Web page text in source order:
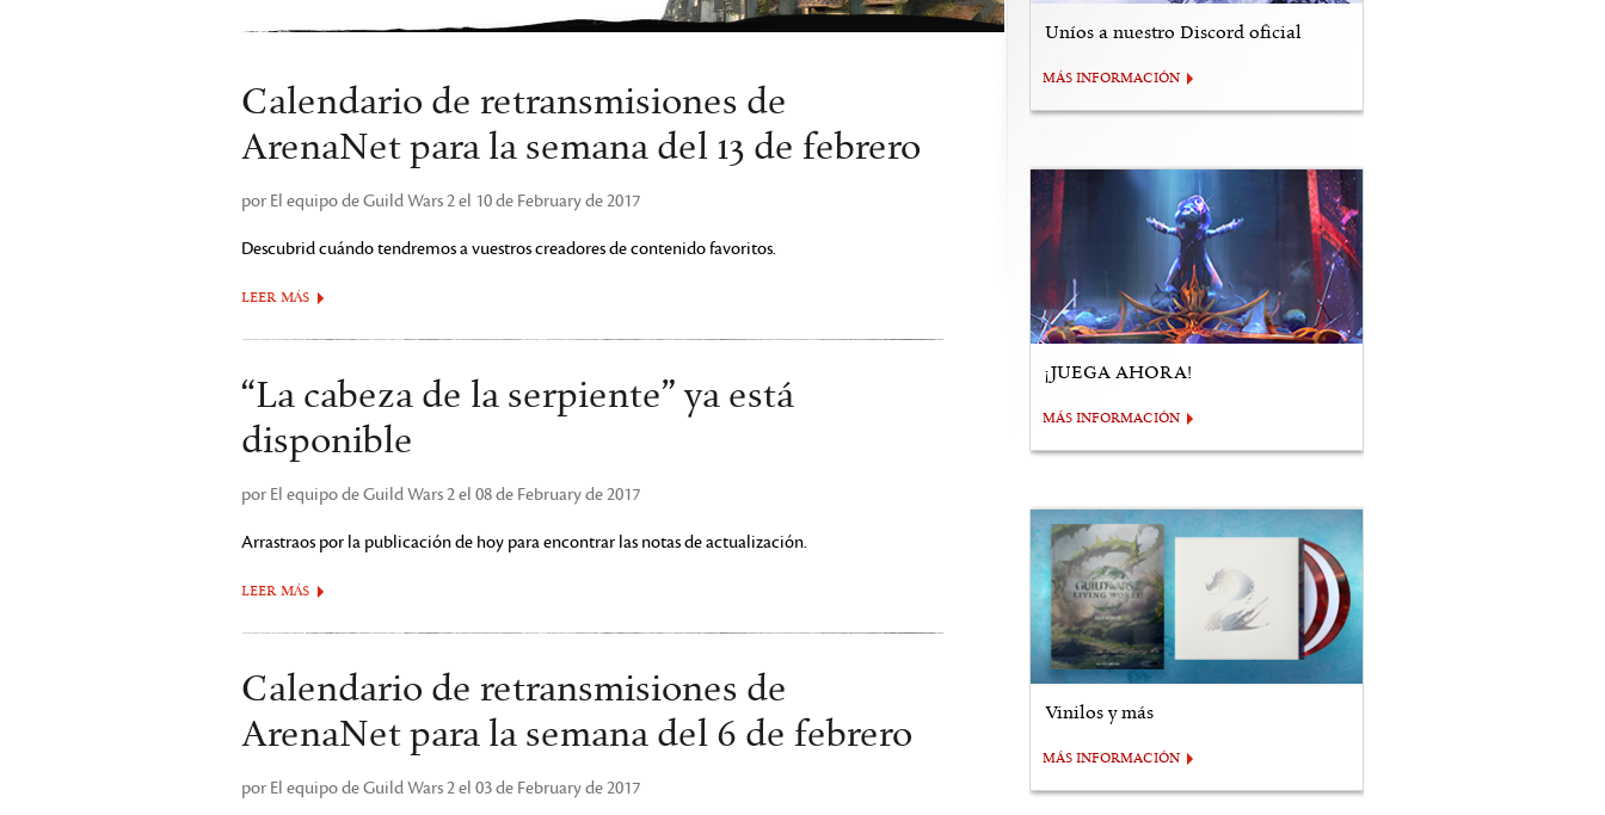
Calendario de retransmisiones de
ArenaNet para la semana del 13 de febrero
por El equipo de Guild Wars 2 el 10 de February de 2017
Descubrid cuándo tendremos a vuestros creadores de contenido favoritos.
LEER MÁS
“La cabeza de la serpiente” ya está
disponible
por El equipo de Guild Wars 2 el 08 de February de 2017
Arrastraos por la publicación de hoy para encontrar las notas de actualización.
LEER MÁS
Calendario de retransmisiones de
ArenaNet para la semana del 6 de febrero
por El equipo de Guild Wars 2 el 03 de February de 2017
Uníos a nuestro Discord oficial
MÁS INFORMACIÓN
¡JUEGA AHORA!
MÁS INFORMACIÓN
Vinilos y más
MÁS INFORMACIÓN